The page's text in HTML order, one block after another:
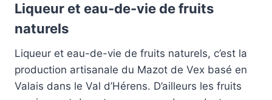
Liqueur et eau-de-vie de fruits
naturels
Liqueur et eau-de-vie de fruits naturels, c’est la
production artisanale du Mazot de Vex basé en
Valais dans le Val d’Hérens. D’ailleurs les fruits